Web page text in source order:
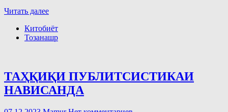
Читать далее
Китобиёт
Тозанашр
ТАҲҚИҚИ ПУБЛИТСИСТИКАИ
НАВИСАНДА